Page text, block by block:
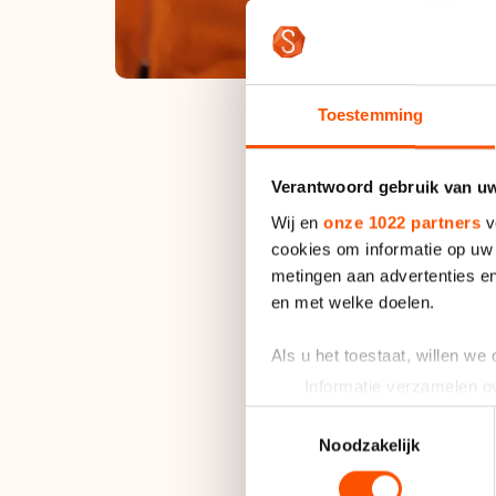
Toestemming
Verantwoord gebruik van
Wij en onze 1022 partners
cookies om informatie op
metingen aan advertenties
en met welke doelen.
Als u het toestaat, willen we
Informatie verzamelen
Uw apparaat
Lees meer over hoe uw
toestemming op elk
Noodzakelijk
“Ik denk dat er
aanwijsplekken
Dat stelt Wüst voor
bij het OKT maar
Maar voordat het
training om fit het